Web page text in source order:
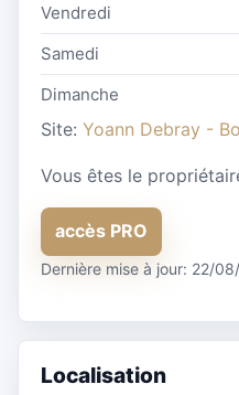
Vendredi
Samedi
Dimanche
Site: Yoann Debray -
Vous êtes le
accès PRO
Dernière mise à jour: 22/
Localisation